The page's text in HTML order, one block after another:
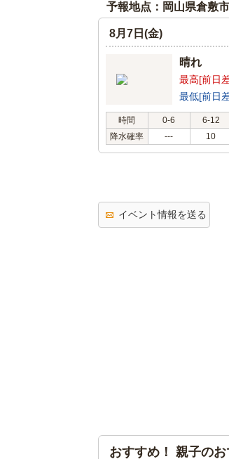
予報地点：岡山県倉敷市
8月7日(金)
晴れ
最高[前日
最低[前日
時間 0-6 6-12
降水確率
--- 10
イベント情報を送る
おすすめ！ 親子のお